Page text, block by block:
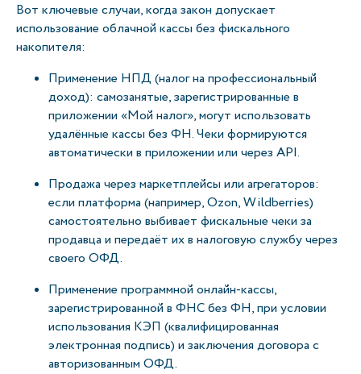
Вот ключевые случаи, когда закон допускает
использование облачной кассы без фискального
накопителя:
Применение НПД (налог на профессиональный
доход): самозанятые, зарегистрированные в
приложении «Мой налог», могут использовать
удалённые кассы без ФН. Чеки формируются
автоматически в приложении или через API.
Продажа через маркетплейсы или агрегаторов:
если платформа (например, Ozon, Wildberries)
самостоятельно выбивает фискальные чеки за
продавца и передаёт их в налоговую службу через
своего ОФД.
Применение программной онлайн-кассы,
зарегистрированной в ФНС без ФН, при условии
использования КЭП (квалифицированная
электронная подпись) и заключения договора с
авторизованным ОФД.